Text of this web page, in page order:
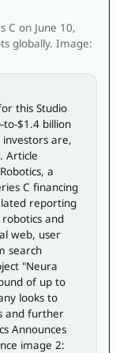
C on June 10,
globally. Image:
this Studio
to-$1.4 billion
are,
Article
a
C financing
reporting
and
web, user
search
"Neura
of up to
looks to
and further
Announces
image 2: